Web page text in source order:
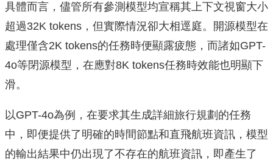
具體而言，儘管所有參測模型均宣稱其上下文視窗大小
超過32K tokens，但實際情況卻大相逕庭。開源模型在
處理僅含2K tokens的任務時便顯露疲態，而諸如GPT-
4o等閉源模型，在應對8K tokens任務時效能也明顯下
滑。
以GPT-4o為例，在要求其生成詳細旅行規劃的任務
中，即便提供了明確的時間節點和直飛航班資訊，模型
的輸出結果中仍出現了不存在的航班資訊，即產生了